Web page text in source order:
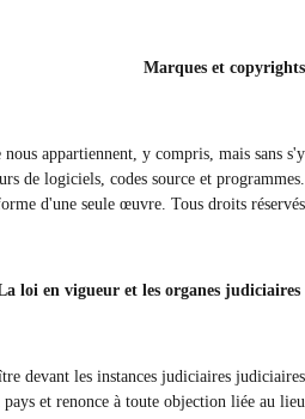
intellectuelle, qu'ils soient enregistrés ou
programmes, images, vidéos, musique
Tous les
et appliqués conformément aux